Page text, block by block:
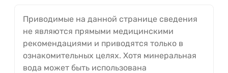
Приводимые на данной странице сведения
не являются прямыми медицинскими
рекомендациями и приводятся только в
ознакомительных целях. Хотя минеральная
вода может быть использована